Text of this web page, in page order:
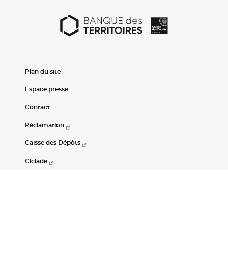
Plan du site
Espace presse
Contact
Réclamation
Caisse des Dépôts
Ciclade